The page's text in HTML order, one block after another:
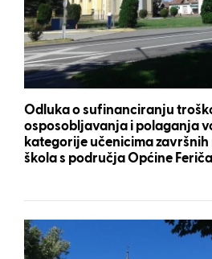
Odluka o sufinanciranju
osposobljavanja i polaganja
kategorije učenicima
škola s područja Općine